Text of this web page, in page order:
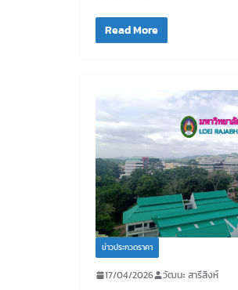
Read More
ข่าวประกวดราคา
17/04/2026 วัฒนะ สารีสิงห์